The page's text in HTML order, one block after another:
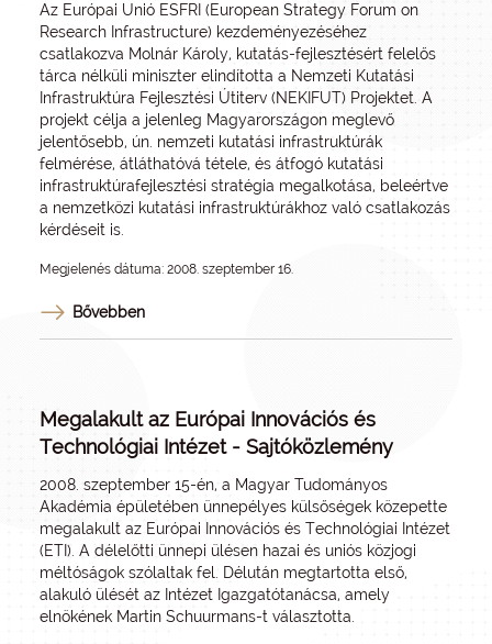
Az Európai Unió ESFRI (European Strategy Forum on
Research Infrastructure) kezdeményezéséhez
csatlakozva Molnár Károly, kutatás-fejlesztésért felelős
tárca nélküli miniszter elindította a Nemzeti Kutatási
Infrastruktúra Fejlesztési Útiterv (NEKIFUT) Projektet. A
projekt célja a jelenleg Magyarországon meglevő
jelentősebb, ún. nemzeti kutatási infrastruktúrák
felmérése, átláthatóvá tétele, és átfogó kutatási
infrastruktúrafejlesztési stratégia megalkotása, beleértve
a nemzetközi kutatási infrastruktúrákhoz való csatlakozás
kérdéseit is.
Megjelenés dátuma: 2008. szeptember 16.
Bővebben
Megalakult az Európai Innovációs és
Technológiai Intézet - Sajtóközlemény
2008. szeptember 15-én, a Magyar Tudományos
Akadémia épületében ünnepélyes külsőségek közepette
megalakult az Európai Innovációs és Technológiai Intézet
(ETI). A délelőtti ünnepi ülésen hazai és uniós közjogi
méltóságok szólaltak fel. Délután megtartotta első,
alakuló ülését az Intézet Igazgatótanácsa, amely
elnökének Martin Schuurmans-t választotta.